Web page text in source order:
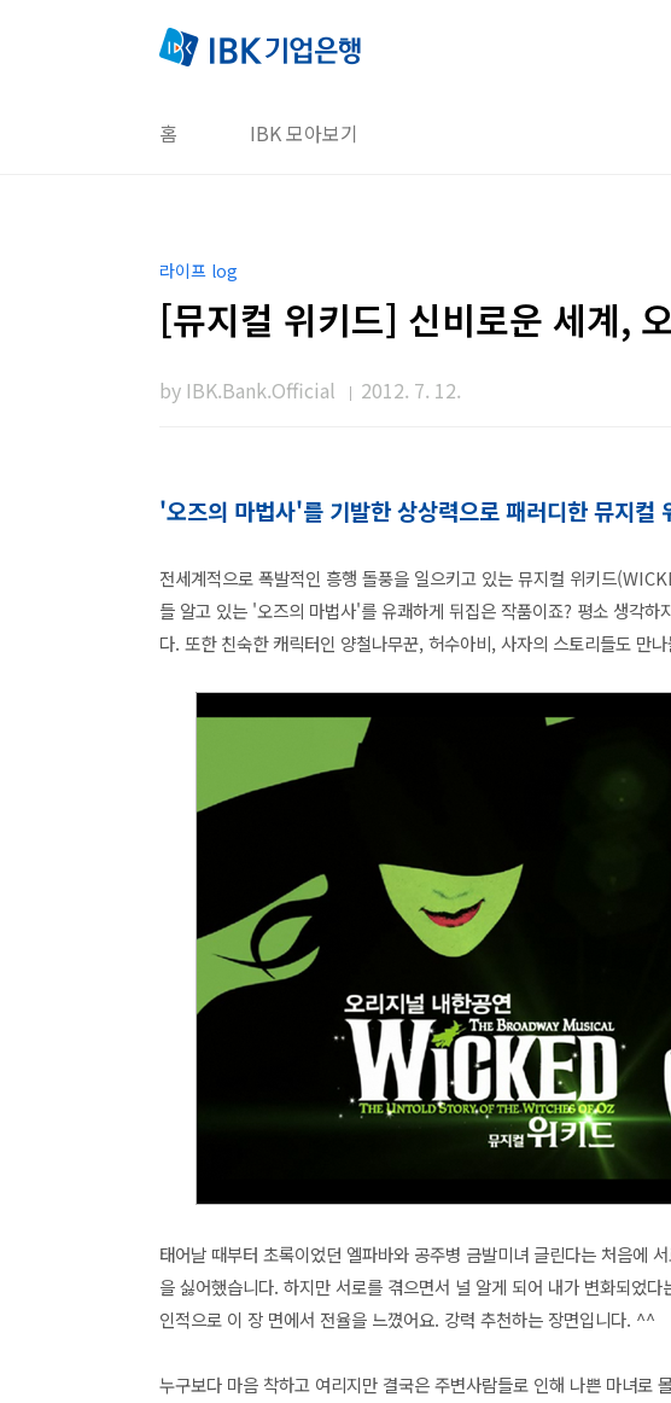
홈 IBK 모아보기
라이프 log
[뮤지컬 위키드] 신비로운 세계,
by IBK.Bank.Official 2012. 7. 12.
'오즈의 마법사'를 기발한 상상력으로 패러디한 뮤지
전세계적으로 폭발적인 흥행 돌풍을 일으키고 있는 뮤지컬 위키드
들 알고 있는 '오즈의 마법사'를 유쾌하게 뒤집은 작품이죠? 평소 생각
다. 또한 친숙한 캐릭터인 양철나무꾼, 허수아비, 사자의 스토리들도 만
태어날 때부터 초록이었던 엘파바와 공주병 금발미녀 글린다는 처음에
을 싫어했습니다. 하지만 서로를 겪으면서 널 알게 되어 내가 변화되었
인적으로 이 장 면에서 전율을 느꼈어요. 강력 추천하는 장면입니다. ^^
누구보다 마음 착하고 여리지만 결국은 주변사람들로 인해 나쁜 마녀로